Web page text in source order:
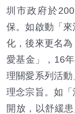
圳市政府於
保。如啟動「
化，後來更名
愛基金」，16
理關愛系列活
理念宗旨。如「
開放，以舒緩